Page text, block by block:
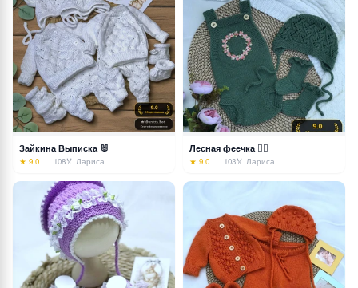
Зайкина Выписка 🐰
★ 9.0 108🏅 Лариса
Лесная феечка 🧚‍♀️
★ 9.0 103🏅 Лариса